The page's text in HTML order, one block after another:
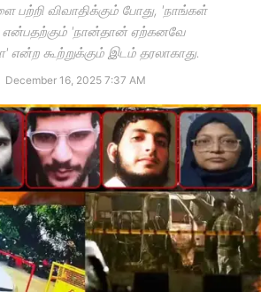
விவாதிக்கும் போது, 'நாங்கள்
என்பதற்கும் 'நான்தான் ஏற்கனவே
கூற்றுக்கும் இடம் தரலாகாது.
December 16, 2025 7:37 AM